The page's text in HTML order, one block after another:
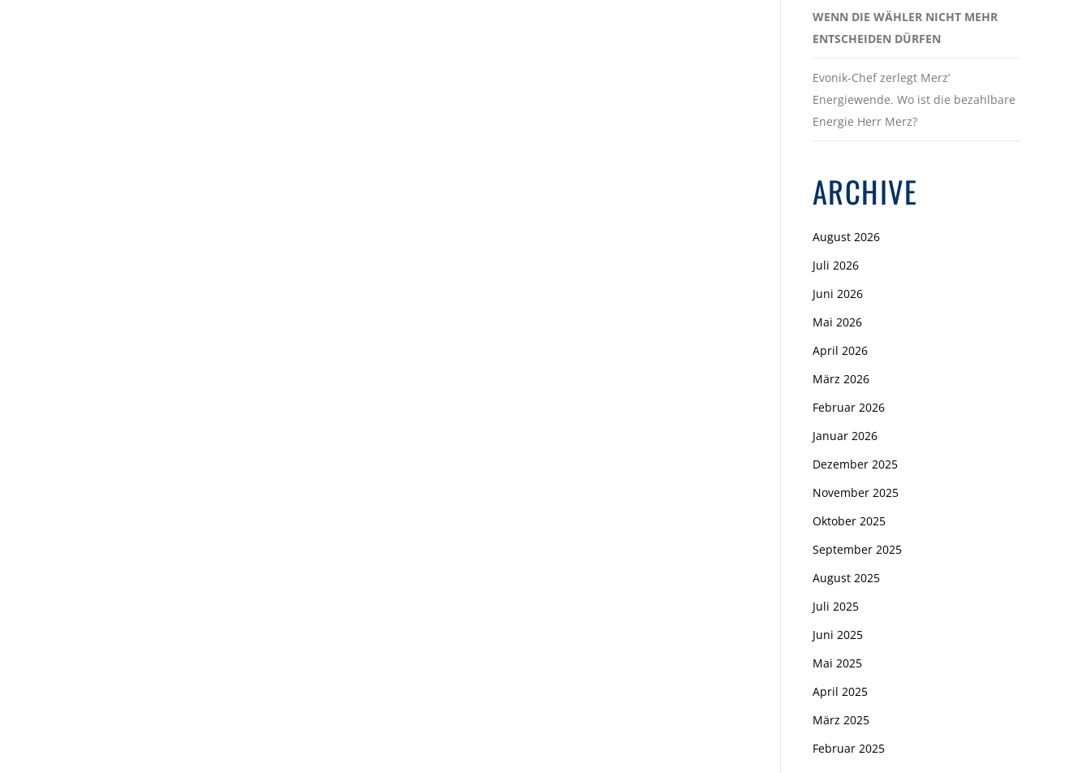
WENN DIE WÄHLER NICHT MEHR
ENTSCHEIDEN DÜRFEN
Evonik-Chef zerlegt Merz‘
Energiewende. Wo ist die bezahlbare
Energie Herr Merz?
ARCHIVE
August 2026
Juli 2026
Juni 2026
Mai 2026
April 2026
März 2026
Februar 2026
Januar 2026
Dezember 2025
November 2025
Oktober 2025
September 2025
August 2025
Juli 2025
Juni 2025
Mai 2025
April 2025
März 2025
Februar 2025